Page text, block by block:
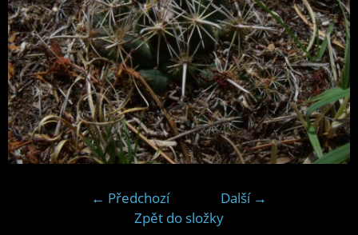
← Předchozí
Další →
Zpět do složky